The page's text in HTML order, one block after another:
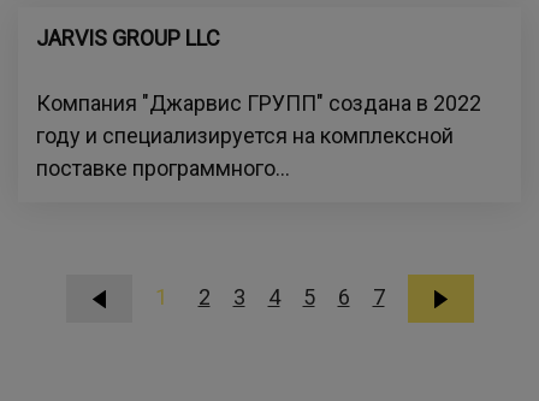
JARVIS GROUP LLC
Компания "Джарвис ГРУПП" создана в 2022
году и специализируется на комплексной
поставке программного...
1 2 3 4 5 6 7